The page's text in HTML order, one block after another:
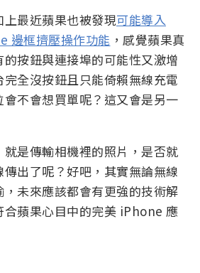
最近蘋果也被發現可能導入
邊框擠壓操作功能 ，感覺蘋果真
按鈕與連接埠的可能性又激增
全沒按鈕且只能倚賴無線充電
不會想買單呢？這又會是另一
是傳輸相機裡的照片，是否就
出了呢？好吧，其實無論無線
未來應該都會有更強的技術解
合蘋果心目中的完美 iPhone 應